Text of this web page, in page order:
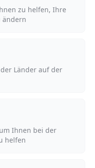
zu helfen, Ihre
ändern
Länder auf der
Ihnen bei der
helfen